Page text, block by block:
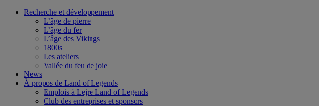
Skip
Recherche et développement
L’âge de pierre
L’âge du fer
L’âge des Vikings
1800s
Les ateliers
Vallée du feu de joie
News
À propos de Land of Legends
Emplois à Lejre Land of Legends
Club des entreprises et sponsors